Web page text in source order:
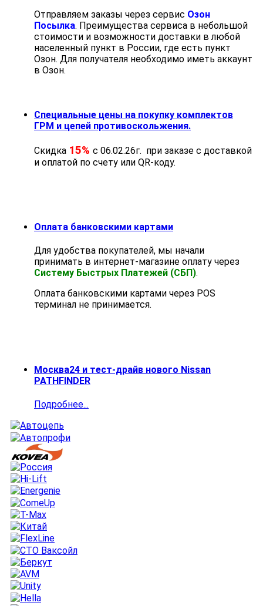
Отправляем заказы через сервис Озон
Посылка. Преимущества сервиса в небольшой
стоимости и возможности доставки в любой
населенный пункт в России, где есть пункт
Озон. Для получателя необходимо иметь аккаунт
в Озон.
Специальные цены на покупку комплектов
ГРМ и цепей противоскольжения.
Скидка 15% с 06.02.26г. при заказе с доставкой
и оплатой по счету или QR-коду.
Оплата банковскими картами
Для удобства покупателей, мы начали
принимать в интернет-магазине оплату через
Систему Быстрых Платежей (СБП).
Оплата банковскими картами через POS
терминал не принимается.
Москва24 и тест-драйв нового Nissan
PATHFINDER
Подробнее...